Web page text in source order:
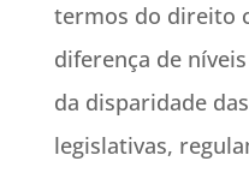
termos do direito
diferença de
da disparidade
legislativas,